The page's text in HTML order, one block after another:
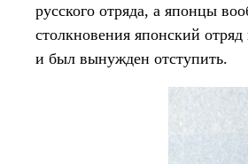
русского отряда, а японцы
столкновения японский
и был вынужден отступить.